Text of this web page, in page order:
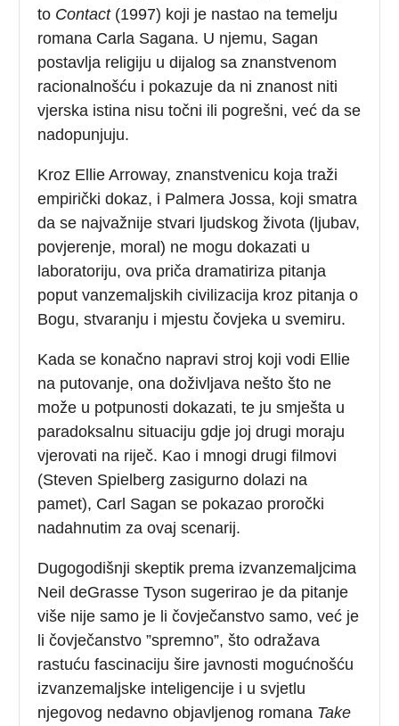
to Contact(1997) koji je nastao na temelju
romana Carla Sagana. U njemu, Sagan
postavlja religiju u dijalog sa znanstvenom
racionalnošću i pokazuje da ni znanost niti
vjerska istina nisu točni ili pogrešni, već da se
nadopunjuju.
Kroz Ellie Arroway, znanstvenicu koja traži
empirički dokaz, i Palmera Jossa, koji smatra
da se najvažnije stvari ljudskog života (ljubav,
povjerenje, moral) ne mogu dokazati u
laboratoriju, ova priča dramatiriza pitanja
poput vanzemaljskih civilizacija kroz pitanja o
Bogu, stvaranju i mjestu čovjeka u svemiru.
Kada se konačno napravi stroj koji vodi Ellie
na putovanje, ona doživljava nešto što ne
može u potpunosti dokazati, te ju smješta u
paradoksalnu situaciju gdje joj drugi moraju
vjerovati na riječ. Kao i mnogi drugi filmovi
(Steven Spielberg zasigurno dolazi na
pamet), Carl Sagan se pokazao proročki
nadahnutim za ovaj scenarij.
Dugogodišnji skeptik prema izvanzemaljcima
Neil deGrasse Tyson sugerirao je da pitanje
više nije samo je li čovječanstvo samo, već je
li čovječanstvo ”spremno”, što odražava
rastuću fascinaciju šire javnosti mogućnošću
izvanzemaljske inteligencije i u svjetlu
njegovog nedavno objavljenog romana Take